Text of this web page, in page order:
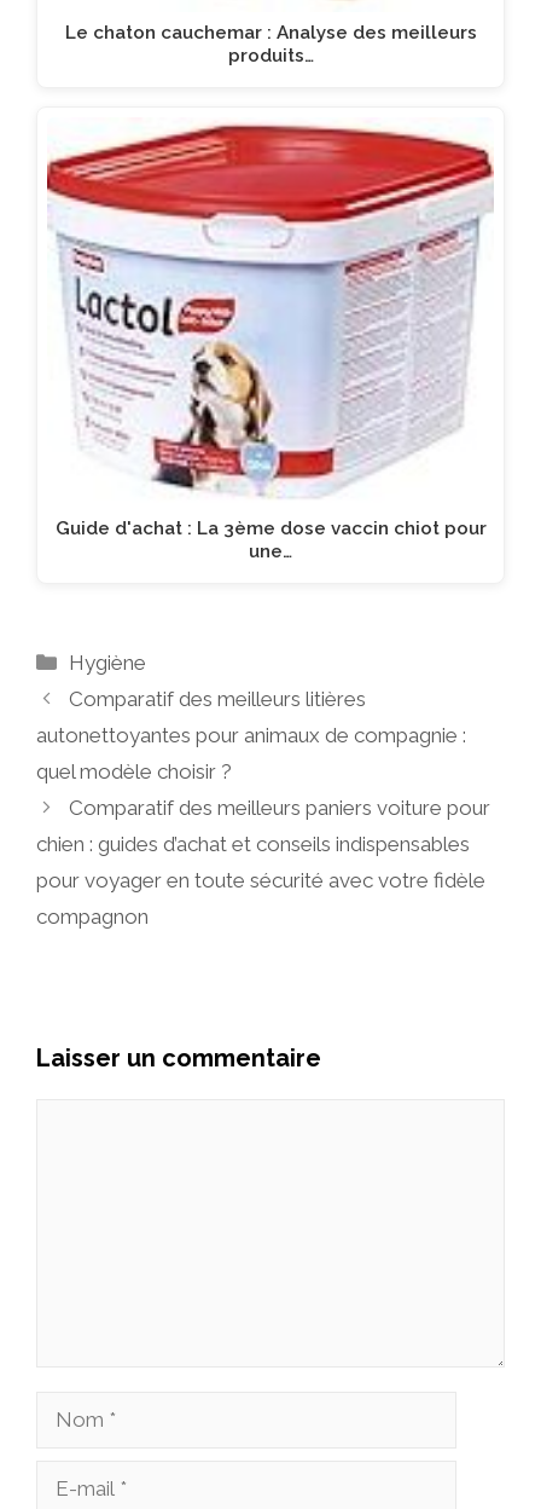
Le chaton cauchemar : Analyse des meilleurs
produits…
Guide d'achat : La 3ème dose vaccin chiot pour
une…
Catégories
Hygiène
Comparatif des meilleurs litières
autonettoyantes pour animaux de compagnie :
quel modèle choisir ?
Comparatif des meilleurs paniers voiture pour
chien : guides d’achat et conseils indispensables
pour voyager en toute sécurité avec votre fidèle
compagnon
Laisser un commentaire
Nom